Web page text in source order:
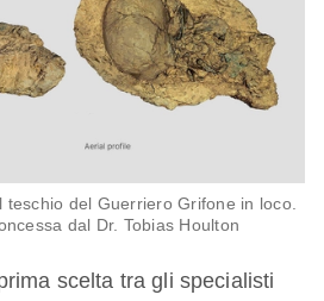
del Guerriero Grifone in loco.
dal Dr. Tobias Houlton
scelta tra gli specialisti